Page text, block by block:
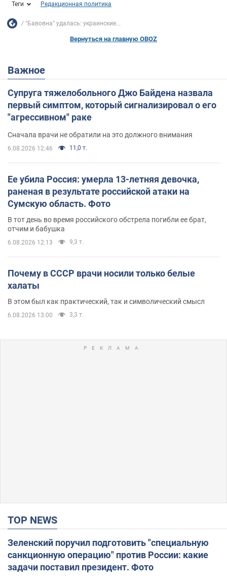
Теги Редакционная политика
"Бавовна" удалась: украинские...
Вернуться на главную OBOZ
Важное
Супруга тяжелобольного Джо Байдена назвала
первый симптом, который сигнализировал о его
"агрессивном" раке
Сначала врачи не обратили на это должного внимания
6.08.2026 12:46 11,0 т.
Ее убила Россия: умерла 13-летняя девочка,
раненая в результате российской атаки на
Сумскую область. Фото
В тот день во время российского обстрела погибли ее брат,
отчим и бабушка
6.08.2026 12:13 9,3 т.
Почему в СССР врачи носили только белые
халаты
В этом был как практический, так и символический смысл
6.08.2026 13:00 3,3 т.
TOP NEWS
Зеленский поручил подготовить "специальную
санкционную операцию" против России: какие
задачи поставил президент. Фото